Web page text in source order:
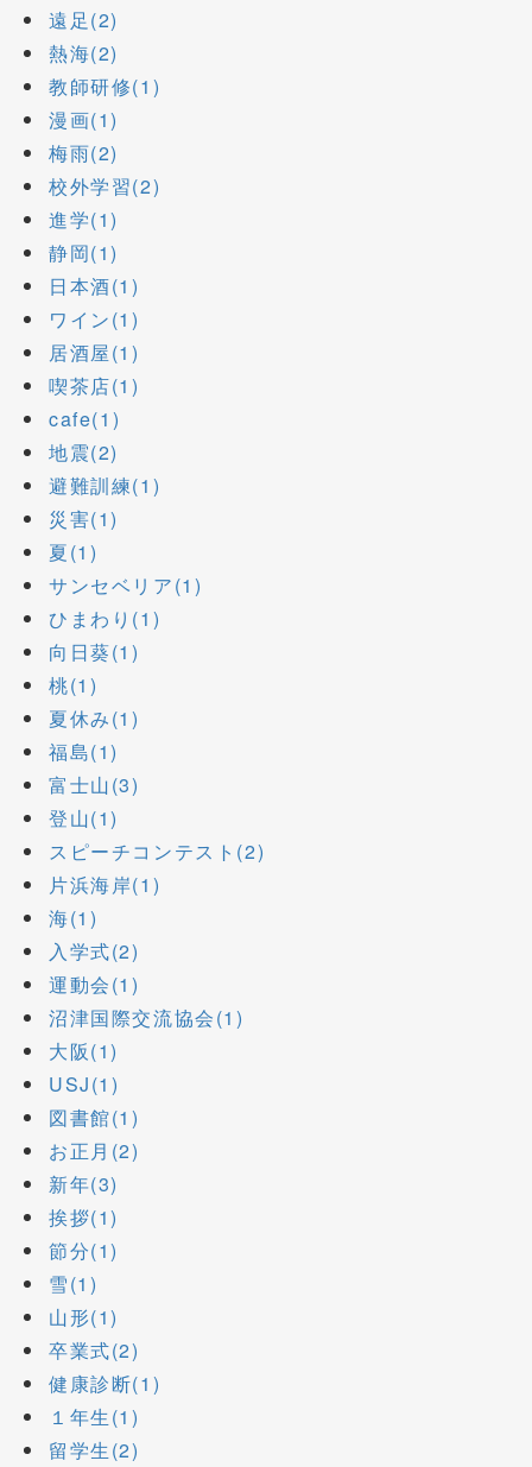
遠足(2)
熱海(2)
教師研修(1)
漫画(1)
梅雨(2)
校外学習(2)
進学(1)
静岡(1)
日本酒(1)
ワイン(1)
居酒屋(1)
喫茶店(1)
cafe(1)
地震(2)
避難訓練(1)
災害(1)
夏(1)
サンセベリア(1)
ひまわり(1)
向日葵(1)
桃(1)
夏休み(1)
福島(1)
富士山(3)
登山(1)
スピーチコンテスト(2)
片浜海岸(1)
海(1)
入学式(2)
運動会(1)
沼津国際交流協会(1)
大阪(1)
USJ(1)
図書館(1)
お正月(2)
新年(3)
挨拶(1)
節分(1)
雪(1)
山形(1)
卒業式(2)
健康診断(1)
１年生(1)
留学生(2)